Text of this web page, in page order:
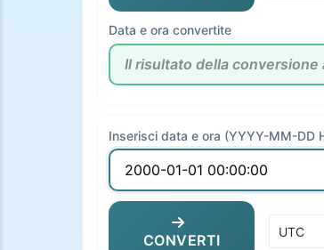
Data e ora convertite
Inserisci data e ora (YYYY-MM-DD
CONVERTI